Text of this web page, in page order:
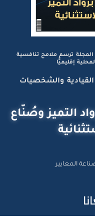
المجلة ترسم ملامح تنافسية
إقليميًّا
والشخصيات
التميز وصُنّاع
المعايير